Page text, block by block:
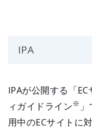
IPA
IPAが公開する「
ィガイドライン※
用中のECサイトに